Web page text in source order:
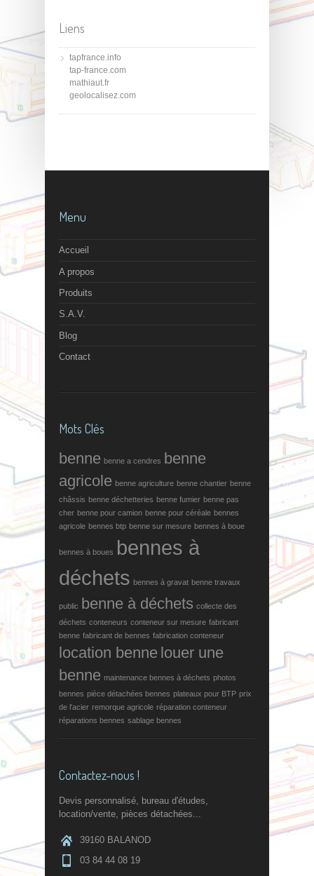
Liens
tapfrance.info
tap-france.com
mathiaut.fr
geolocalisez.com
Menu
Accueil
A propos
Produits
S.A.V.
Blog
Contact
Mots Clés
benne benne a cendres benne
agricole benne agriculture benne chantier benne
châssis benne déchetteries benne fumier benne pas
cher benne pour camion benne pour céréale bennes
agricole bennes btp benne sur mesure bennes à boue
bennes à boues bennes à
déchets bennes à gravat benne travaux
public benne à déchets collecte des
déchets conteneurs conteneur sur mesure fabricant
benne fabricant de bennes fabrication conteneur
location benne louer une
benne maintenance bennes à déchets photos
bennes pièce détachées bennes plateaux pour BTP prix
de l'acier remorque agricole réparation conteneur
réparations bennes sablage bennes
Contactez-nous !
Devis personnalisé, bureau d'études,
location/vente, pièces détachées...
39160 BALANOD
03 84 44 08 19